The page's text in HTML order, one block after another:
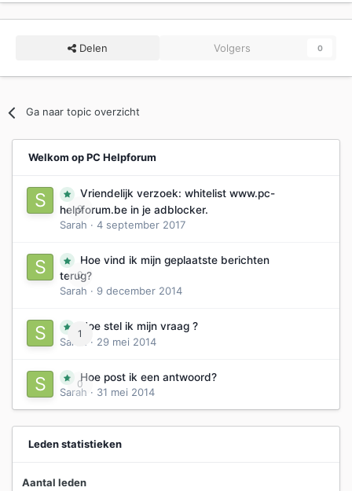
Delen Volgers 0
Ga naar topic overzicht
Welkom op PC Helpforum
0
Vriendelijk verzoek: whitelist www.pc-
helpforum.be in je adblocker.
Sarah · 4 september 2017
0
Hoe vind ik mijn geplaatste berichten
terug?
Sarah · 9 december 2014
1
Hoe stel ik mijn vraag ?
Sarah
· 29 mei 2014
0
Hoe post ik een antwoord?
Sarah · 31 mei 2014
Leden statistieken
Aantal leden